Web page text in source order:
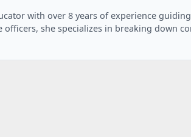
with over 8 years of experience
she specializes in breaking down